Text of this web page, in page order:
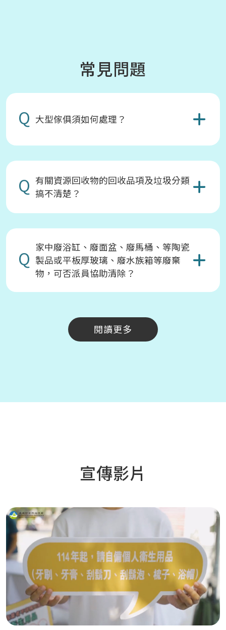
常見問題
Q 大型傢俱須如何處理？
Q 有關資源回收物的回收品項及垃圾分類
搞不清楚？
Q 家中廢浴缸、廢面盆、廢馬桶、等陶瓷
製品或平板厚玻璃、廢水族箱等廢棄
物，可否派員協助清除？
閱讀更多
宣傳影片